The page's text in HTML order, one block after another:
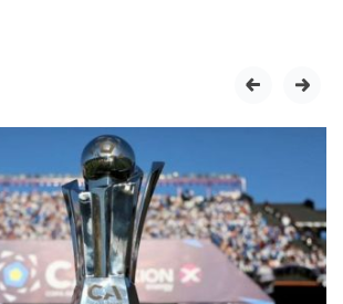
prev next